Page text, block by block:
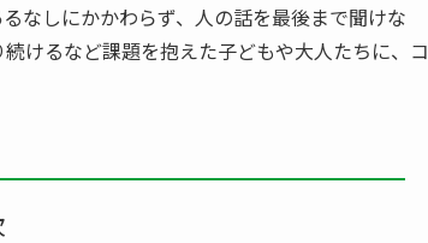
なしにかかわらず、人の話を最後まで聞けな
けるなど課題を抱えた子どもや大人たちに、コ